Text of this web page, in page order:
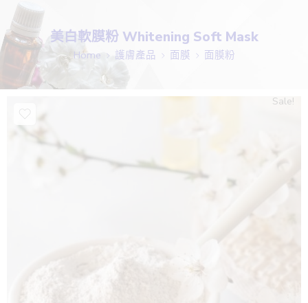
美白軟膜粉 Whitening Soft Mask
Home 護膚產品 面膜 面膜粉
Sale!